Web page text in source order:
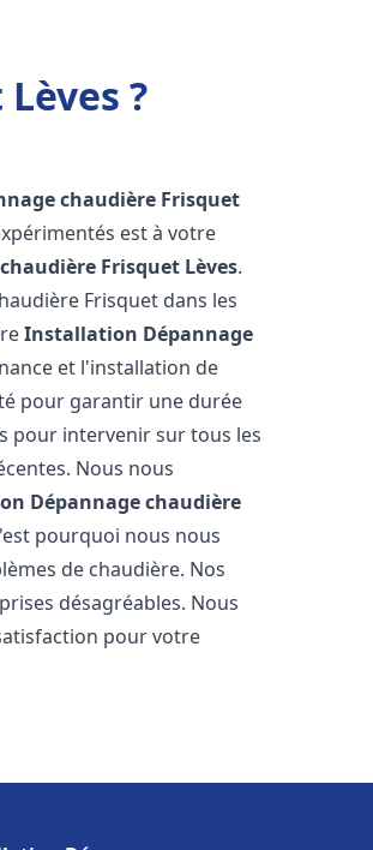
?
chaudière Frisquet
est à votre
Frisquet Lèves.
Frisquet dans les
Installation Dépannage
et l'installation de
pour garantir une durée
pour intervenir sur tous les
Nous nous
Dépannage chaudière
pourquoi nous nous
de chaudière. Nos
désagréables. Nous
pour votre